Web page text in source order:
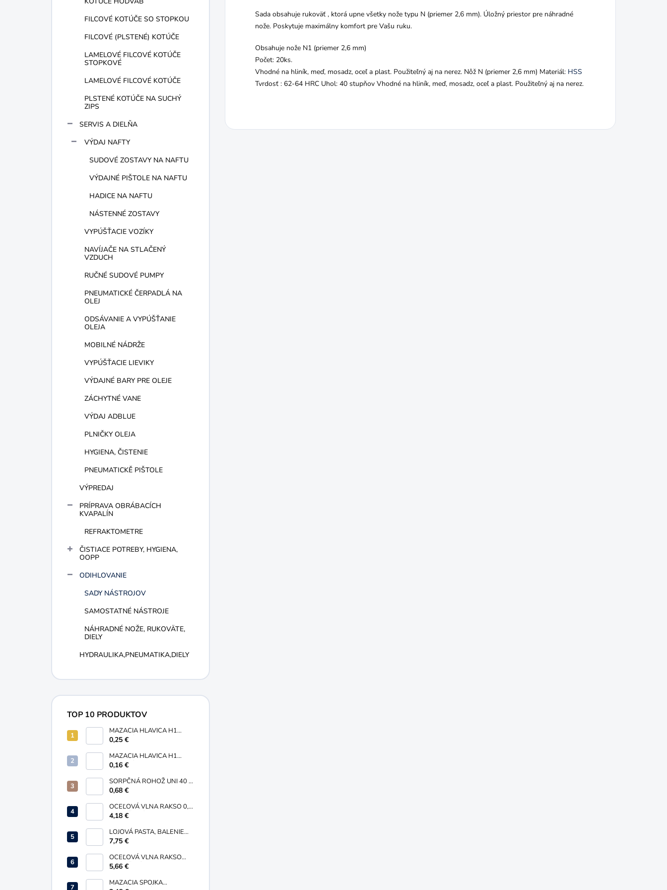
FILCOVÉ KOTÚČE SO STOPKOU
FILCOVÉ (PLSTENÉ) KOTÚČE
LAMELOVÉ FILCOVÉ KOTÚČE
STOPKOVÉ
LAMELOVÉ FILCOVÉ KOTÚČE
PLSTENÉ KOTÚČE NA SUCHÝ
ZIPS
SERVIS A DIELŇA
VÝDAJ NAFTY
SUDOVÉ ZOSTAVY NA NAFTU
VÝDAJNÉ PIŠTOLE NA NAFTU
HADICE NA NAFTU
NÁSTENNÉ ZOSTAVY
VYPÚŠŤACIE VOZÍKY
NAVÍJAČE NA STLAČENÝ
VZDUCH
RUČNÉ SUDOVÉ PUMPY
PNEUMATICKÉ ČERPADLÁ NA
OLEJ
ODSÁVANIE A VYPÚŠŤANIE
OLEJA
MOBILNÉ NÁDRŽE
VYPÚŠŤACIE LIEVIKY
VÝDAJNÉ BARY PRE OLEJE
ZÁCHYTNÉ VANE
VÝDAJ ADBLUE
PLNIČKY OLEJA
HYGIENA, ČISTENIE
PNEUMATICKĚ PIŠTOLE
VÝPREDAJ
PRÍPRAVA OBRÁBACÍCH
KVAPALÍN
REFRAKTOMETRE
ČISTIACE POTREBY, HYGIENA,
OOPP
ODIHLOVANIE
SADY NÁSTROJOV
SAMOSTATNÉ NÁSTROJE
NÁHRADNÉ NOŽE, RUKOVÄTE,
DIELY
HYDRAULIKA,PNEUMATIKA,DIELY
TOP 10 PRODUKTOV
MAZACIA HLAVICA H1
GUĽOVÁ PRIAMA M10X1
0,25 €
MAZACIA HLAVICA H1
GUĽOVÁ PRIAMA M6X1
0,16 €
SORPČNÁ ROHOŽ UNI 40 X
50 MM
0,68 €
OCEĽOVÁ VLNA RAKSO 0,
ORANŽOVÁ, BALENIE 200G
4,18 €
LOJOVÁ PASTA, BALENIE
735 G
7,75 €
OCEĽOVÁ VLNA RAKSO
0000, ŽLTÁ, BALENIE 200G
5,66 €
MAZACIA SPOJKA
Sada obsahuje rukoväť , ktorá upne všetky nože typu N (priemer 2,6 mm). Úložný priestor pre náhradné
nože. Poskytuje maximálny komfort pre Vašu ruku.
Obsahuje nože N1 (priemer 2,6 mm)
Počet: 20ks.
Vhodné na hliník, meď, mosadz, oceľ a plast. Použiteľný aj na nerez. Nôž N (priemer 2,6 mm) Materiál: HSS
Tvrdosť : 62-64 HRC Uhol: 40 stupňov Vhodné na hliník, meď, mosadz, oceľ a plast. Použiteľný aj na nerez.